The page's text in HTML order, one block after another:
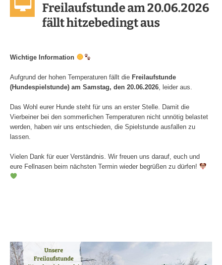
Freilaufstunde am 20.06.2026
fällt hitzebedingt aus
Wichtige Information
Aufgrund der hohen Temperaturen fällt dieFreilaufstunde
(Hundespielstunde) am Samstag, den 20.06.2026 , leider aus.
Das Wohl eurer Hunde steht für uns an erster Stelle. Damit die
Vierbeiner bei den sommerlichen Temperaturen nicht unnötig belastet
werden, haben wir uns entschieden, die Spielstunde ausfallen zu
lassen.
Vielen Dank für euer Verständnis. Wir freuen uns darauf, euch und
eure Fellnasen beim nächsten Termin wieder begrüßen zu dürfen!